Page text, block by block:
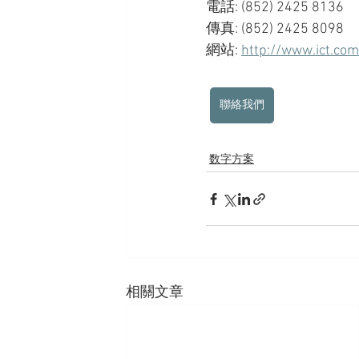
電話: (852) 2425 8136
傳真: (852) 2425 8098
網站: http://
聯絡我們
数字方案
相關文章